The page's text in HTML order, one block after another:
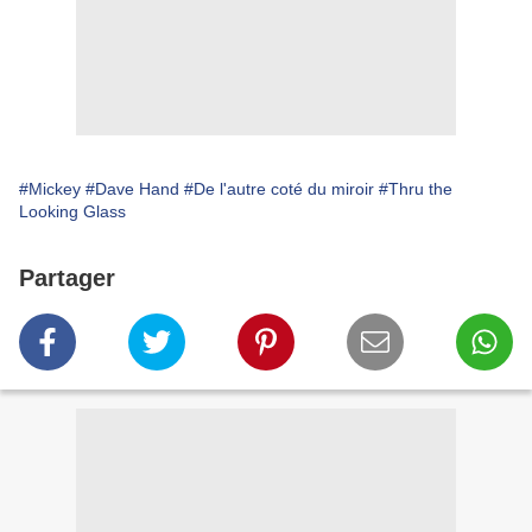
#Mickey #Dave Hand #De l'autre coté du miroir #Thru the
Looking Glass
Partager